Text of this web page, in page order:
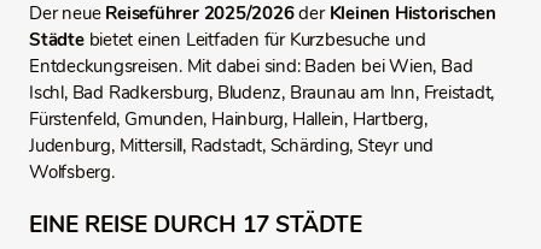
Der neue Reiseführer 2025/2026der Kleinen Historischen
Städtebietet einen Leitfaden für Kurzbesuche und
Entdeckungsreisen. Mit dabei sind: Baden bei Wien, Bad
Ischl, Bad Radkersburg, Bludenz, Braunau am Inn, Freistadt,
Fürstenfeld, Gmunden, Hainburg, Hallein, Hartberg,
Judenburg, Mittersill, Radstadt, Schärding, Steyr und
Wolfsberg.
EINE REISE DURCH 17 STÄDTE